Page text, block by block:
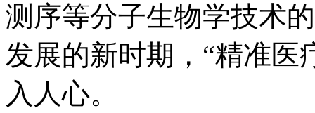
测序等分子生物学技术
发展的新时期，“精准医
入人心。